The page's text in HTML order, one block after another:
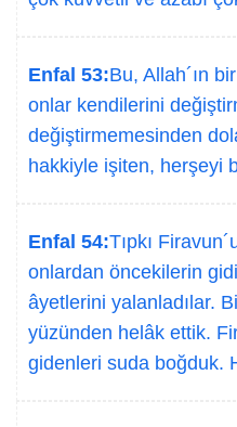
Enfal 53:Bu, Allah´ın
onlar kendilerini
değiştirmemesinden
hakkiyle işiten, herşeyi
Enfal 54:Tıpkı
onlardan öncekilerin
âyetlerini yalanladılar.
yüzünden helâk ettik.
gidenleri suda boğduk.